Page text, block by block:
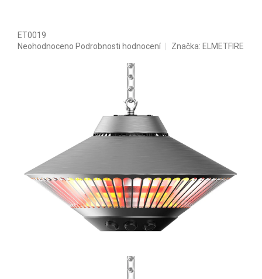
ET0019
Průměrné hodnocení produktu je 0,0 z 5 hvězdiček.
Neohodnoceno Podrobnosti hodnocení Značka: ELMETFIRE